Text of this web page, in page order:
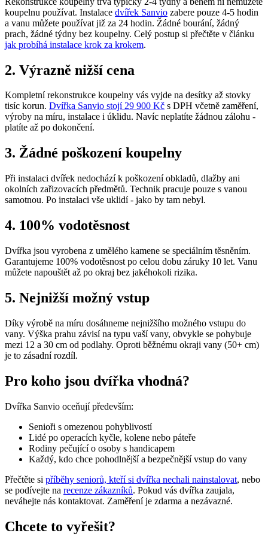
koupelnu používat. Instalace dvířek Sanvio zabere pouze 4-5 hodin
a vanu můžete používat již za 24 hodin. Žádné bourání, žádný
prach, žádné týdny bez koupelny. Celý postup si přečtěte v článku
jak probíhá instalace krok za krokem.
2. Výrazně nižší cena
Kompletní rekonstrukce koupelny vás vyjde na desítky až stovky
tisíc korun. Dvířka Sanvio stojí 29 900 Kč s DPH včetně zaměření,
výroby na míru, instalace i úklidu. Navíc neplatíte žádnou zálohu -
platíte až po dokončení.
3. Žádné poškození koupelny
Při instalaci dvířek nedochází k poškození obkladů, dlažby ani
okolních zařizovacích předmětů. Technik pracuje pouze s vanou
samotnou. Po instalaci vše uklidí - jako by tam nebyl.
4. 100% vodotěsnost
Dvířka jsou vyrobena z umělého kamene se speciálním těsněním.
Garantujeme 100% vodotěsnost po celou dobu záruky 10 let. Vanu
můžete napouštět až po okraj bez jakéhokoli rizika.
5. Nejnižší možný vstup
Díky výrobě na míru dosáhneme nejnižšího možného vstupu do
vany. Výška prahu závisí na typu vaší vany, obvykle se pohybuje
mezi 12 a 30 cm od podlahy. Oproti běžnému okraji vany (50+ cm)
je to zásadní rozdíl.
Pro koho jsou dvířka vhodná?
Dvířka Sanvio oceňují především:
Senioři s omezenou pohyblivostí
Lidé po operacích kyčle, kolene nebo páteře
Rodiny pečující o osoby s handicapem
Každý, kdo chce pohodlnější a bezpečnější vstup do vany
Přečtěte si příběhy seniorů, kteří si dvířka nechali nainstalovat, nebo
se podívejte na recenze zákazníků. Pokud vás dvířka zaujala,
neváhejte nás kontaktovat. Zaměření je zdarma a nezávazné.
Chcete to vyřešit?